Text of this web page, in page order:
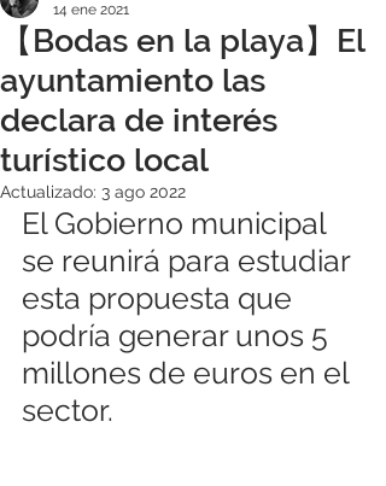
【Bodas en la playa】El
ayuntamiento las
declara de interés
turístico local
14 ene 2021
Actualizado: 3 ago 2022
El Gobierno municipal
se reunirá para estudiar
esta propuesta que
podría generar unos 5
millones de euros en el
sector.